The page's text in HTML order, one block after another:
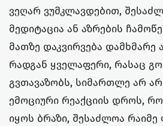
ვეღარ ვუმკლავდებით,
მედიტაცია ან აზრების
მათზე დაკვირვება დამხმარე
რადგან ყველაფერი, რასაც
გვთავაზობს, სიმართლე არ
ემოციური რეაქციის დროს,
იყოს ბრაზი, შესაძლოა რაიმე